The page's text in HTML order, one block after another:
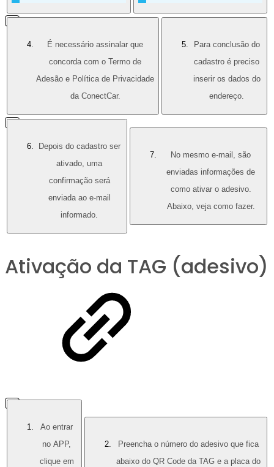
É necessário assinalar que
concorda com o Termo de
Adesão e Política de Privacidade
da ConectCar.
Para conclusão do
cadastro é preciso
inserir os dados do
endereço.
Depois do cadastro ser
ativado, uma
confirmação será
enviada ao e-mail
informado.
No mesmo e-mail, são
enviadas informações de
como ativar o adesivo.
Abaixo, veja como fazer.
Ativação da TAG (adesivo)
Ao entrar
no APP,
clique em
Preencha o número do adesivo que fica
abaixo do QR Code da TAG e a placa do